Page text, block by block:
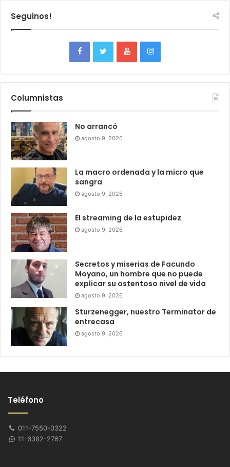
Seguinos!
Columnistas
No arrancó
agosto 9, 2026
La macro ordenada y la micro que
sangra
agosto 9, 2026
El streaming de la estupidez
agosto 9, 2026
Secretos y miserias de Facundo
Moyano, un hombre que no puede
explicar su ostentoso nivel de vida
agosto 9, 2026
Sturzenegger, nuestro Terminator de
entrecasa
agosto 9, 2026
Teléfono
011-7550-0322
11-6382-2767